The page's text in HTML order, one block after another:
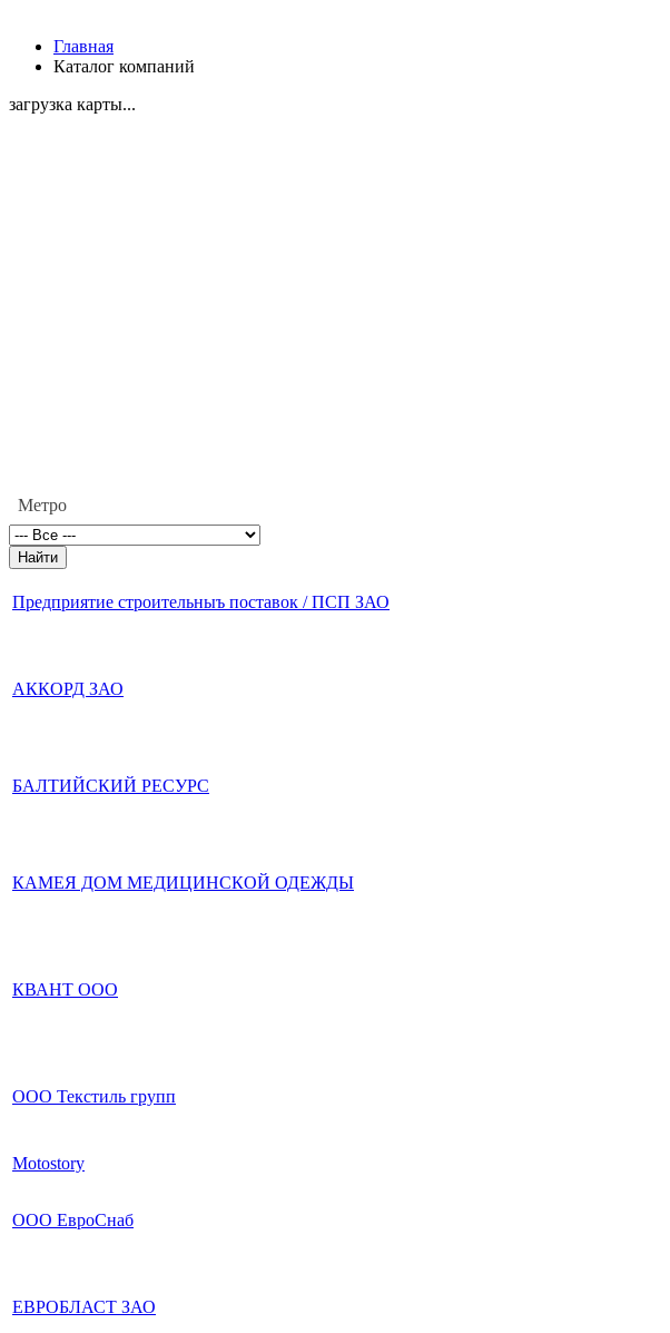
Главная
Каталог компаний
загрузка карты...
Метро
Предприятие строительныъ поставок / ПСП ЗАО
АККОРД ЗАО
БАЛТИЙСКИЙ РЕСУРС
КАМЕЯ ДОМ МЕДИЦИНСКОЙ ОДЕЖДЫ
КВАНТ ООО
ООО Текстиль групп
Motostory
ООО ЕвроСнаб
ЕВРОБЛАСТ ЗАО